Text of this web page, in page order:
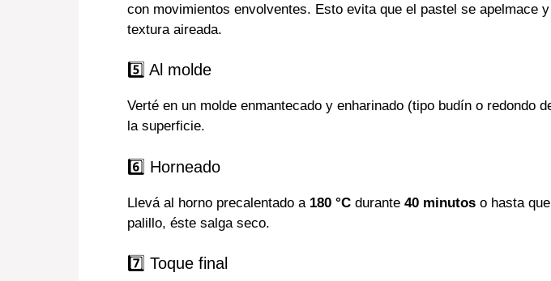
con movimientos envolventes. Esto evita que el pastel se apelmace
textura aireada.
5️⃣ Al molde
Verté en un molde enmantecado y enharinado (tipo budín o redondo
la superficie.
6️⃣ Horneado
Llevá al horno precalentado a 180 °C durante 40 minutos o hasta
palillo, éste salga seco.
7️⃣ Toque final